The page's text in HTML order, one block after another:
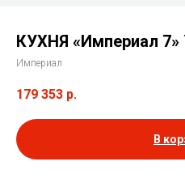
КУХНЯ «Империал 7»
Империал
179 353 р.
В